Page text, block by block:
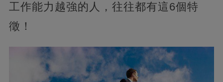
工作能力越強的人，往往都有這6個特
徵！